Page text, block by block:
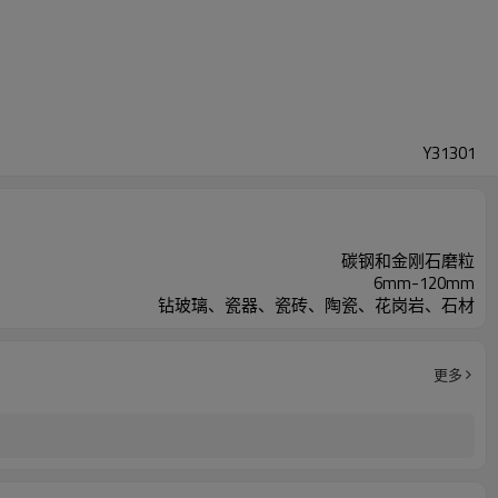
Y31301
碳钢和金刚石磨粒
6mm-120mm
钻玻璃、瓷器、瓷砖、陶瓷、花岗岩、石材
更多